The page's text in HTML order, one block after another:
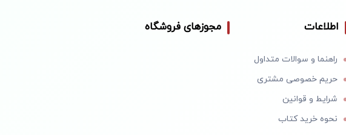
اطلاعات
راهنما و سوالات متداول
حریم خصوصی مشتری
شرایط و قوانین
نحوه خرید کتاب
مجوزهای فروشگاه